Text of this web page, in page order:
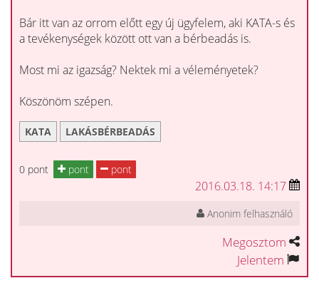
Bár itt van az orrom előtt egy új ügyfelem, aki KATA-s és
a tevékenységek között ott van a bérbeadás is.
Most mi az igazság? Nektek mi a véleményetek?
Köszönöm szépen.
KATA LAKÁSBÉRBEADÁS
0 pont pont pont
2016.03.18. 14:17
Anonim felhasználó
Megosztom
Jelentem